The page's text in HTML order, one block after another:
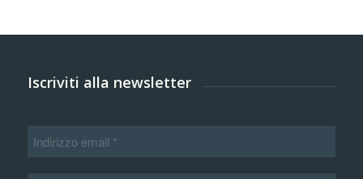
Iscriviti alla newsletter